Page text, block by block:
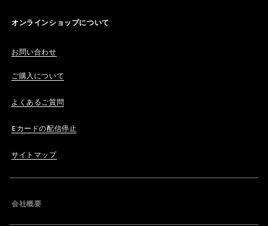
オンラインショップについて
お問い合わせ
ご購入について
よくあるご質問
Eカードの配信停止
サイトマップ
会社概要